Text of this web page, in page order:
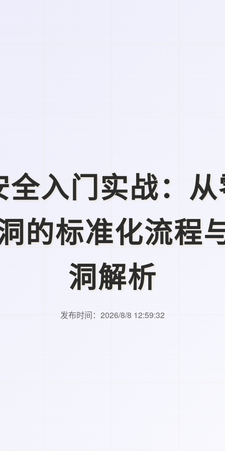
入门实战：
的标准化流程
洞解析
发布时间：2026/8/8 12:59:32